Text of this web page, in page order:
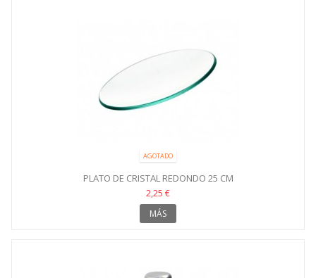
AGOTADO
PLATO DE CRISTAL REDONDO 25 CM
2,25 €
MÁS